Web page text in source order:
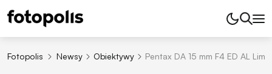
Fotopolis Newsy Obiektywy Pentax DA 15 mm F4 ED AL